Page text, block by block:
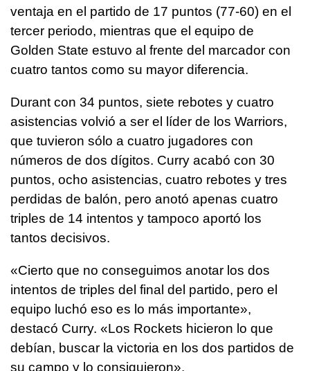
ventaja en el partido de 17 puntos (77-60) en el
tercer periodo, mientras que el equipo de
Golden State estuvo al frente del marcador con
cuatro tantos como su mayor diferencia.
Durant con 34 puntos, siete rebotes y cuatro
asistencias volvió a ser el líder de los Warriors,
que tuvieron sólo a cuatro jugadores con
números de dos dígitos. Curry acabó con 30
puntos, ocho asistencias, cuatro rebotes y tres
perdidas de balón, pero anotó apenas cuatro
triples de 14 intentos y tampoco aportó los
tantos decisivos.
«Cierto que no conseguimos anotar los dos
intentos de triples del final del partido, pero el
equipo luchó eso es lo más importante»,
destacó Curry. «Los Rockets hicieron lo que
debían, buscar la victoria en los dos partidos de
su campo y lo consiguieron».